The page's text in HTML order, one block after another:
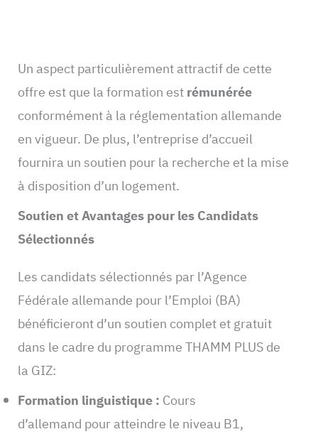
Un aspect particulièrement attractif de cette
offre est que la formation estrémunérée
conformément à la réglementation allemande
en vigueur. De plus, l’entreprise d’accueil
fournira un soutien pour la recherche et la mise
à disposition d’un logement.
Soutien et Avantages pour les Candidats
Sélectionnés
Les candidats sélectionnés par l’Agence
Fédérale allemande pour l’Emploi (BA)
bénéficieront d’un soutien complet et gratuit
dans le cadre du programme THAMM PLUS de
la GIZ:
Formation linguistique : Cours
d’allemand pour atteindre le niveau B1,